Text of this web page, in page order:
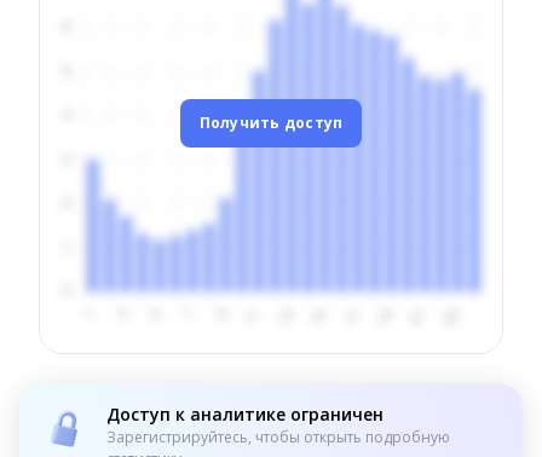
Получить доступ
Доступ к аналитике ограничен
Зарегистрируйтесь, чтобы открыть подробную